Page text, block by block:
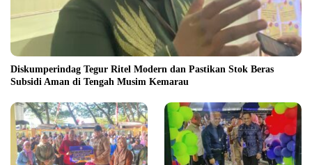
Diskumperindag Tegur Ritel Modern dan Pastikan Stok Beras
Subsidi Aman di Tengah Musim Kemarau